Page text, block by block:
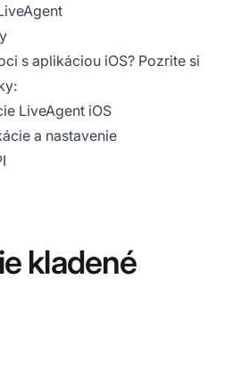
s aplikáciou iOS? Pozrite si
LiveAgent iOS
a nastavenie
kladené